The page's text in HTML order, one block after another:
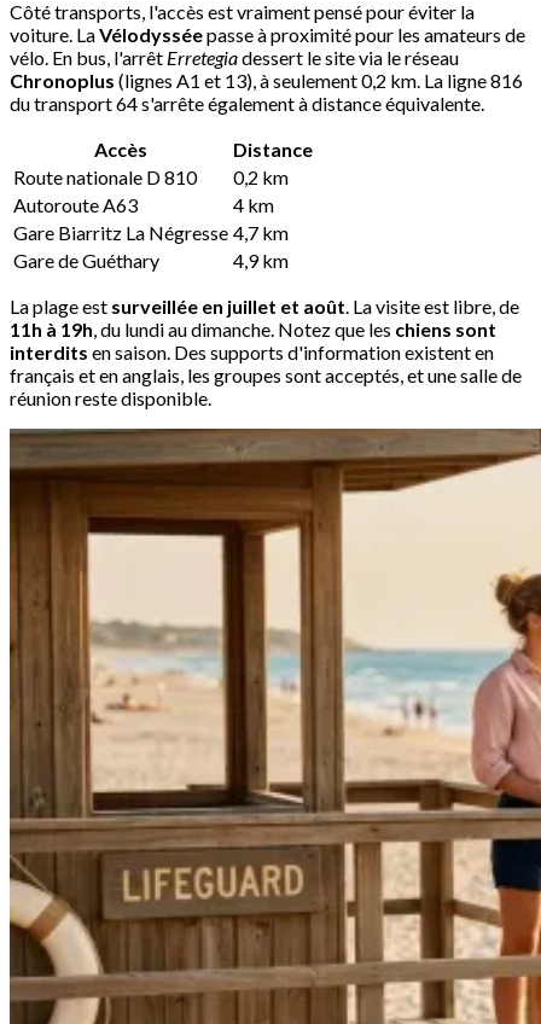
Côté transports, l'accès est vraiment pensé pour éviter la
voiture. LaVélodysséepasse à proximité pour les amateurs de
vélo. En bus, l'arrêt Erretegiadessert le site via le réseau
Chronoplus (lignes A1 et 13), à seulement 0,2 km. La ligne 816
du transport 64 s'arrête également à distance équivalente.
Accès
Distance
Route nationale D 810
0,2 km
Autoroute A63
4 km
Gare Biarritz La Négresse 4,7 km
Gare de Guéthary
4,9 km
La plage est surveillée en juillet et août . La visite est libre, de
11h à 19h , du lundi au dimanche. Notez que les chiens sont
interdits en saison. Des supports d'information existent en
français et en anglais, les groupes sont acceptés, et une salle de
réunion reste disponible.